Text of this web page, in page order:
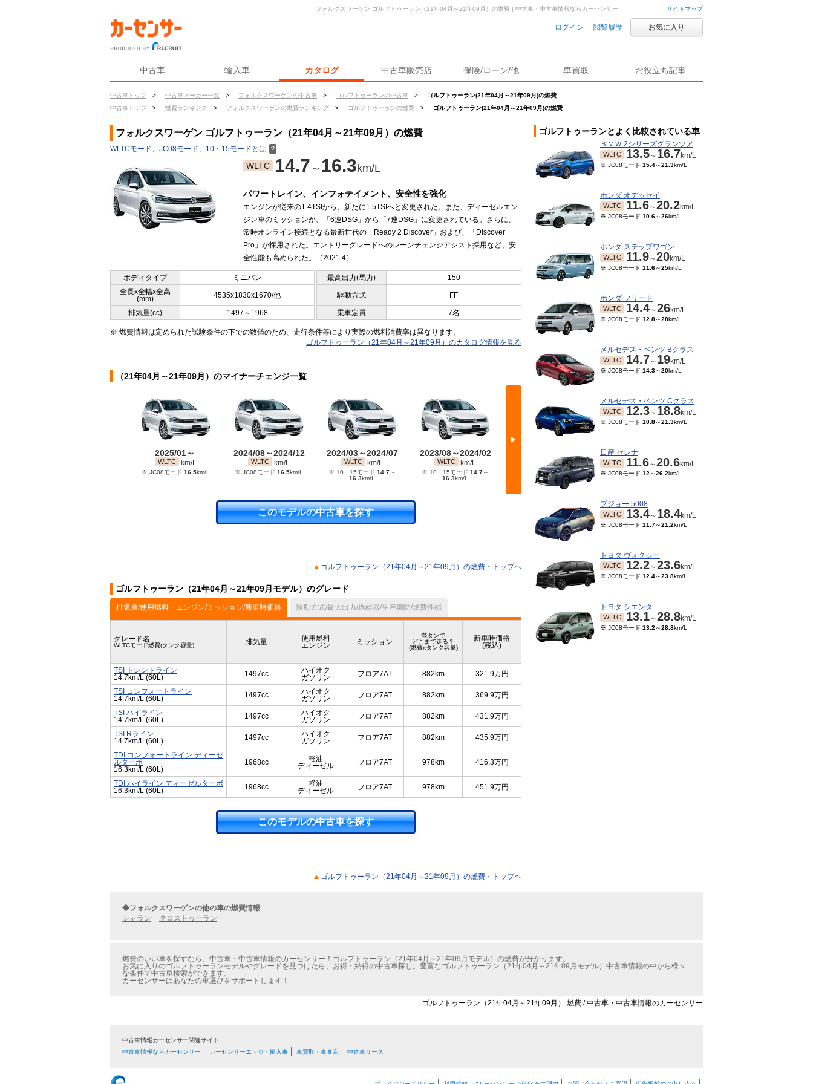
サイトマップ
ログイン 閲覧履歴 お気に入り
中古車 輸入車 カタログ 中古車販売店 保険/ローン/他 車買取 お役立ち記事
中古車トップ > 中古車メーカー一覧 > フォルクスワーゲンの中古車 > ゴルフトゥーランの中古車 >
ゴルフトゥーラン(21年04月～21年09月)の燃費
中古車トップ
> 燃費ランキング > フォルクスワーゲンの燃費ランキング > ゴルフトゥーランの燃費 > ゴルフトゥーラン(21年04月～21年09月)の燃費
フォルクスワーゲン ゴルフトゥーラン（21年04月～21年09月）の燃費 | 中古車・中古車情報ならカーセンサー
フォルクスワーゲン ゴルフトゥーラン（21年04月～21年09月）の燃費
WLTCモード、JC08モード、10・15モードとは ？
WLTC 14.7 ～ 16.3km/L
パワートレイン、インフォテイメント、安全性を強化
エンジンが従来の1.4TSIから、新たに1.5TSIへと変更された。また、ディーゼルエン
ジン車のミッションが、「6速DSG」から「7速DSG」に変更されている。さらに、
常時オンライン接続となる最新世代の「Ready 2 Discover」および、「Discover
Pro」が採用された。エントリーグレードへのレーンチェンジアシスト採用など、安
全性能も高められた。（2021.4）
ボディタイプ ミニバン 最高出力(馬力)
150
全長x全幅x全高
(mm)
4535x1830x1670/他 駆動方式 FF
排気量(cc) 1497～1968 乗車定員 7名
※ 燃費情報は定められた試験条件の下での数値のため、走行条件等により実際の燃料消費率は異なります。
ゴルフトゥーラン（21年04月～21年09月）のカタログ情報を見る
（21年04月～21年09月）のマイナーチェンジ一覧
▶
2025/01～
WLTC km/L
※ JC08モード 16.5km/L
2024/08～2024/12
WLTC km/L
※ JC08モード 16.5km/L
2024/03～2024/07
WLTC km/L
※ 10・15モード 14.7～
16.3km/L
2023/08～2024/02
WLTC km/L
※ 10・15モード 14.7～
16.3km/L
WLTC km/L
※ 10・15モード14.7～
16.3km/L
2022/04～2022/07
WLTC km/L
※ 10・15モード14.7～
16.3
このモデルの中古車を探す
ゴルフトゥーラン（21年04月～21年09月）の燃費・トップヘ
ゴルフトゥーラン（21年04月～21年09月モデル）のグレード
排気量/使用燃料・エンジン/ミッション/新車時価格 駆動方式/最大出力/過給器/生産期間/燃費性能
グレード名
WLTCモード燃費(タンク容量) 排気量
使用燃料
エンジン
ミッション
満タンで
どこまで走る？
(燃費xタンク容量)
新車時価格
(税込)
TSI トレンドライン
14.7km/L (60L)
1497cc
ハイオク
ガソリン
フロア7AT 882km 321.9万円
TSI コンフォートライン
14.7km/L (60L)
1497cc
ハイオク
ガソリン
フロア7AT 882km 369.9万円
TSI ハイライン
14.7km/L (60L)
1497cc
ハイオク
ガソリン
フロア7AT 882km 431.9万円
TSI Rライン
14.7km/L (60L)
1497cc
ハイオク
ガソリン
フロア7AT 882km 435.9万円
TDI コンフォートライン ディーゼ
ルターボ
16.3km/L (60L)
1968cc
軽油
ディーゼル
フロア7AT 978km 416.3万円
TDI ハイライン ディーゼルターボ
16.3km/L (60L)
1968cc
軽油
ディーゼル
フロア7AT 978km 451.9万円
このモデルの中古車を探す
ゴルフトゥーラン（21年04月～21年09月）の燃費・トップヘ
ゴルフトゥーランとよく比較されている車
ＢＭＷ 2シリーズグランツアラー
WLTC 13.5～ 16.7km/L
※ JC08モード 15.4～21.3km/L
ホンダ オデッセイ
WLTC 11.6～20.2km/L
※ JC08モード 10.6～26km/L
ホンダ ステップワゴン
WLTC 11.9～20km/L
※ JC08モード 11.6～25km/L
ホンダ フリード
WLTC 14.4～26km/L
※ JC08モード 12.8～28km/L
メルセデス・ベンツ Bクラス
WLTC 14.7～ 19km/L
※ JC08モード 14.3～20km/L
メルセデス・ベンツ Cクラスワゴン
WLTC 12.3～ 18.8km/L
※ JC08モード 10.8～21.3km/L
日産 セレナ
WLTC 11.6～20.6km/L
※ JC08モード 12 ～26.2km/L
プジョー 5008
WLTC 13.4～ 18.4km/L
※ JC08モード 11.7～21.2km/L
トヨタ ヴォクシー
WLTC 12.2～23.6km/L
※ JC08モード 12.4～23.8km/L
トヨタ シエンタ
WLTC 13.1～28.8km/L
※ JC08モード 13.2 ～28.8km/L
◆フォルクスワーゲンの他の車の燃費情報
シャラン
クロストゥーラン
燃費のいい車を探すなら、中古車・中古車情報のカーセンサー！ゴルフトゥーラン（21年04月～21年09月モデル）の燃費が分かります。
お気に入りのゴルフトゥーランモデルやグレードを見つけたら、お得・納得の中古車探し。豊富なゴルフトゥーラン（21年04月～21年09月モデル）中古車情報の中から様々
な条件で中古車検索ができます。
カーセンサーはあなたの車選びをサポートします！
ゴルフトゥーラン（21年04月～21年09月） 燃費 / 中古車・中古車情報のカーセンサー
中古車情報カーセンサー関連サイト
中古車情報ならカーセンサー
カーセンサーエッジ・輸入車 車買取・車査定 中古車リース